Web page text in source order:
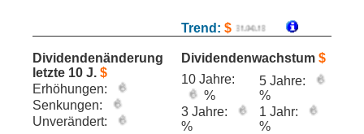
Trend: $
Dividendenänderung
letzte 10 J. $
Erhöhungen:
Senkungen:
Unverändert:
Dividendenwachstum $
10 Jahre:
%
5 Jahre:
%
3 Jahre:
%
1 Jahr:
%